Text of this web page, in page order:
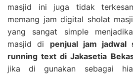
masjid ini juga tidak
memang jam digital sholat
yang sangat simple
masjid di penjual jam jadwal
running text di Jakasetia
jika di gunakan sebagai